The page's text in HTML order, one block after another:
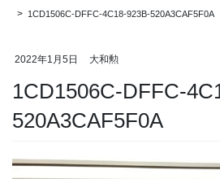
1CD1506C-DFFC-4C18-923B-520A3CAF5F0A
2022年1月5日 大和勲
1CD1506C-DFFC-
520A3CAF5F0A